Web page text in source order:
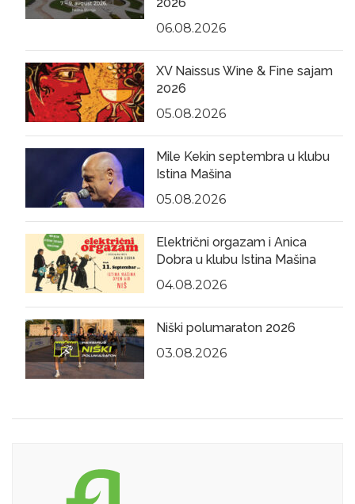
06.08.2026
XV Naissus Wine & Fine sajam
2026
05.08.2026
Mile Kekin septembra u klubu
Istina Mašina
05.08.2026
Električni orgazam i Anica
Dobra u klubu Istina Mašina
04.08.2026
Niški polumaraton 2026
03.08.2026